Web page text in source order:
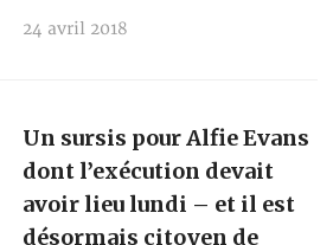
24 avril 2018
Un sursis pour Alfie Evans
dont l’exécution devait
avoir lieu lundi – et il est
désormais citoyen de